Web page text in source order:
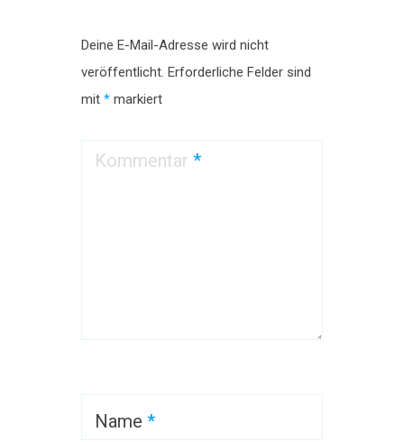
Deine E-Mail-Adresse wird nicht
veröffentlicht. Erforderliche Felder sind
mit *markiert
Kommentar *
Name *